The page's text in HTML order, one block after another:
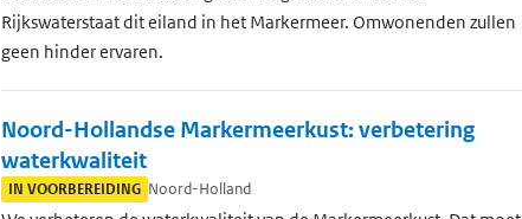
Rijkswaterstaat dit eiland in het Markermeer. Omwonenden zullen
geen hinder ervaren.
Noord-Hollandse Markermeerkust: verbetering
waterkwaliteit
IN VOORBEREIDING Noord-Holland